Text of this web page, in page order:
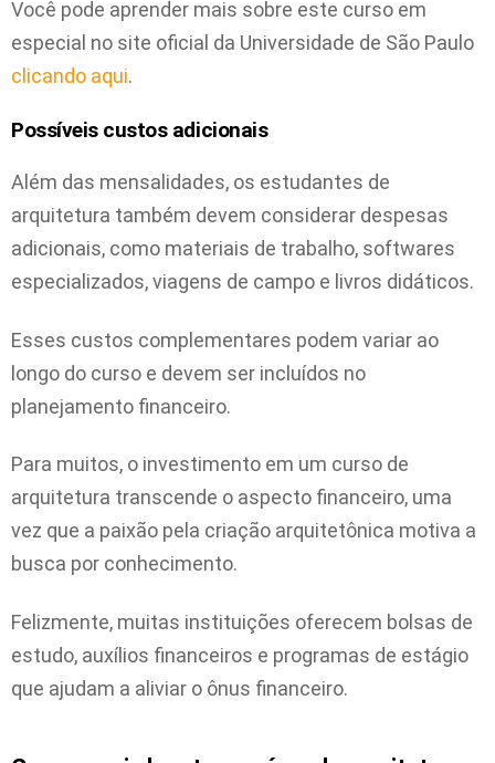
Você pode aprender mais sobre este curso em
especial no site oficial da Universidade de São Paulo
clicando aqui.
Possíveis custos adicionais
Além das mensalidades, os estudantes de
arquitetura também devem considerar despesas
adicionais, como materiais de trabalho, softwares
especializados, viagens de campo e livros didáticos.
Esses custos complementares podem variar ao
longo do curso e devem ser incluídos no
planejamento financeiro.
Para muitos, o investimento em um curso de
arquitetura transcende o aspecto financeiro, uma
vez que a paixão pela criação arquitetônica motiva a
busca por conhecimento.
Felizmente, muitas instituições oferecem bolsas de
estudo, auxílios financeiros e programas de estágio
que ajudam a aliviar o ônus financeiro.